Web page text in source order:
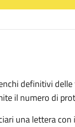
definitivi
il numero di
una lettera